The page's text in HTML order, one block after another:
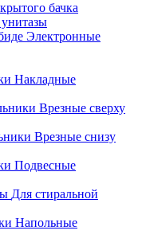
бачка
Электронные
Накладные
Врезные сверху
Врезные снизу
Подвесные
Для стиральной
Напольные